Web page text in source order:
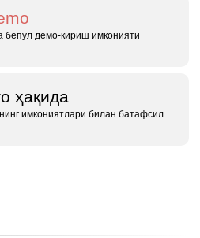
бепул демо‑кириш имконияти
ҳақида
имкониятлари билан батафсил